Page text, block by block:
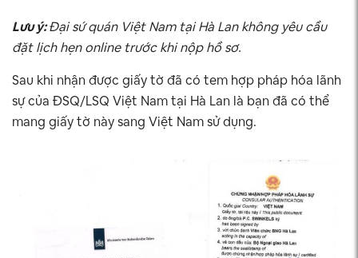
Lưu ý:Đại sứ quán Việt Nam tại Hà Lan không yêu cầu
đặt lịch hẹn online trước khi nộp hồ sơ.
Sau khi nhận được giấy tờ đã có tem hợp pháp hóa lãnh
sự của ĐSQ/LSQ Việt Nam tại Hà Lan là bạn đã có thể
mang giấy tờ này sang Việt Nam sử dụng.